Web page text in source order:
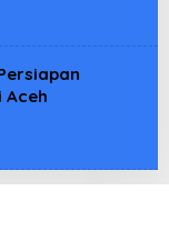
Aceh